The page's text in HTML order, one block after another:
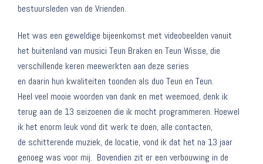
bestuursleden van de Vrienden.
Het was een geweldige bijeenkomst met videobeelden vanuit
het buitenland van musici Teun Braken en Teun Wisse, die
verschillende keren meewerkten aan deze series
en daarin hun kwaliteiten toonden als duo Teun en Teun.
Heel veel mooie woorden van dank en met weemoed, denk ik
terug aan de 13 seizoenen die ik mocht programmeren. Hoewel
ik het enorm leuk vond dit werk te doen, alle contacten,
de schitterende muziek, de locatie, vond ik dat het na 13 jaar
genoeg was voor mij. Bovendien zit er een verbouwing in de